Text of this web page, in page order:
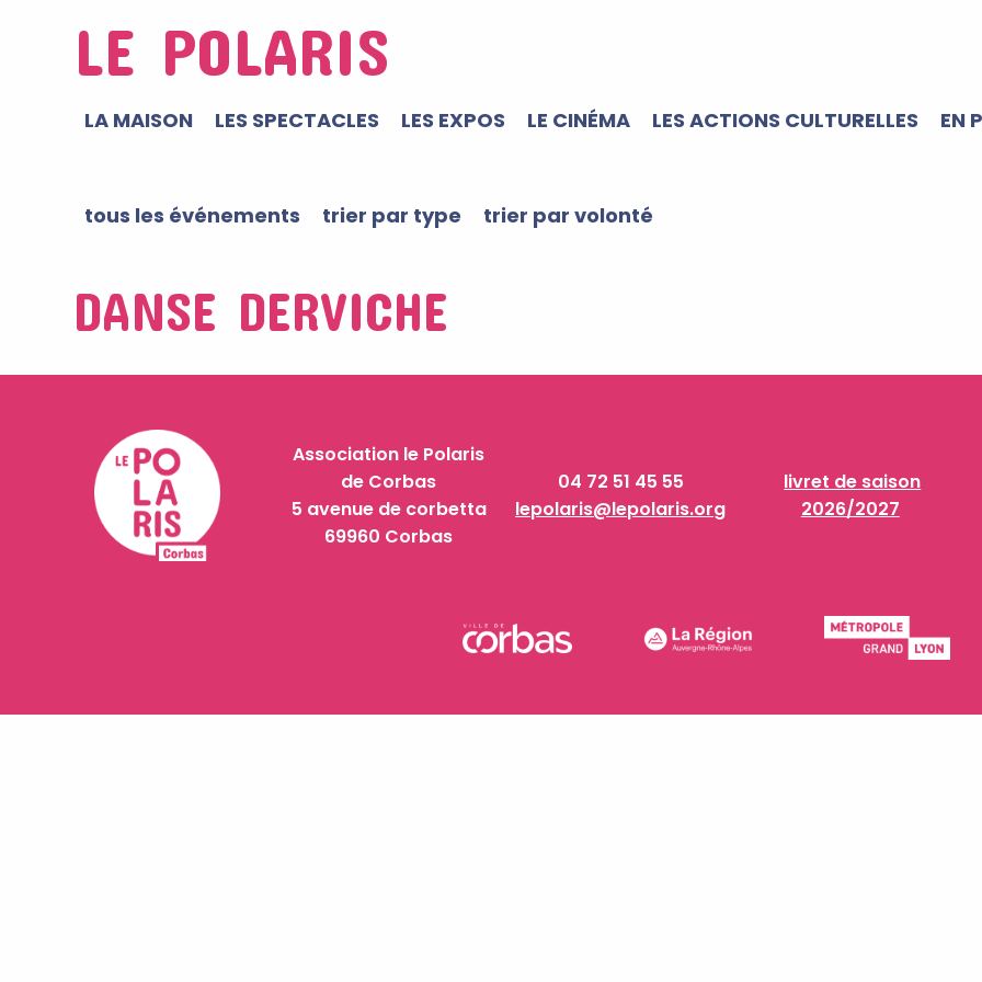
LE POLARIS
LA MAISON LES SPECTACLES LES EXPOS LE CINÉMA LES ACTIONS CULTURELLES EN
tous les événements trier par type trier par volonté
DANSE DERVICHE
Association le Polaris
de Corbas
5 avenue de corbetta
69960 Corbas
04 72 51 45 55
lepolaris@lepolaris.org
livret de saison
2026/2027